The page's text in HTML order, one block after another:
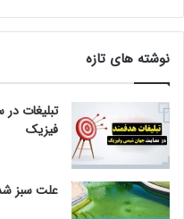
نوشته های تازه
تبلیغات
فیزیک
علت سبز